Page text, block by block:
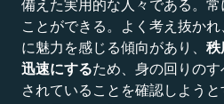
備えた実用的な人々である。常
ことができる。よく考え抜かれ
に魅力を感じる傾向があり、 秩
迅速にするため、身の回りのす
されていることを確認しようと